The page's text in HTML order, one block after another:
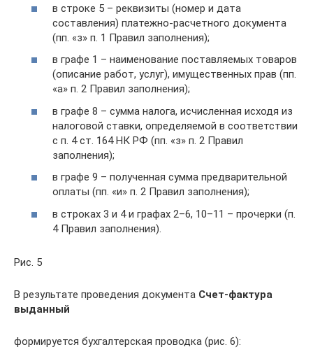
в строке 5 – реквизиты (номер и дата
составления) платежно-расчетного документа
(пп. «з» п. 1 Правил заполнения);
в графе 1 – наименование поставляемых товаров
(описание работ, услуг), имущественных прав (пп.
«а» п. 2 Правил заполнения);
в графе 8 – сумма налога, исчисленная исходя из
налоговой ставки, определяемой в соответствии
с п. 4 ст. 164 НК РФ (пп. «з» п. 2 Правил
заполнения);
в графе 9 – полученная сумма предварительной
оплаты (пп. «и» п. 2 Правил заполнения);
в строках 3 и 4 и графах 2–6, 10–11 – прочерки (п.
4 Правил заполнения).
Рис. 5
В результате проведения документа Счет-фактура
выданный
формируется бухгалтерская проводка (рис. 6):